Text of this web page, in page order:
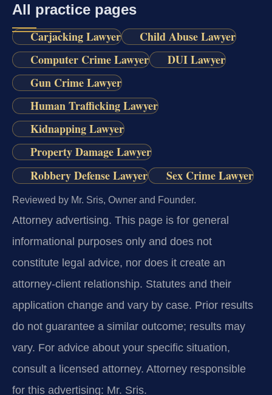
All practice pages
Carjacking Lawyer
Child Abuse Lawyer
Computer Crime Lawyer
DUI Lawyer
Gun Crime Lawyer
Human Trafficking Lawyer
Kidnapping Lawyer
Property Damage Lawyer
Robbery Defense Lawyer
Sex Crime Lawyer
Reviewed by Mr. Sris, Owner and Founder.
Attorney advertising. This page is for general
informational purposes only and does not
constitute legal advice, nor does it create an
attorney-client relationship. Statutes and their
application change and vary by case. Prior results
do not guarantee a similar outcome; results may
vary. For advice about your specific situation,
consult a licensed attorney. Attorney responsible
for this advertising: Mr. Sris.